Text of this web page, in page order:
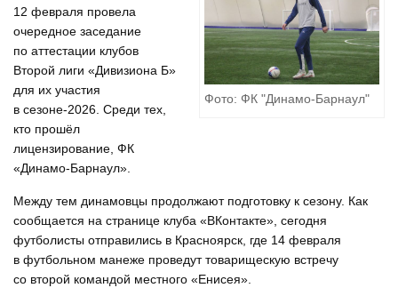
Фото: ФК "Динамо-Барнаул"
12 февраля провела
очередное заседание
по аттестации клубов
Второй лиги «Дивизиона Б»
для их участия
в сезоне-2026. Среди тех,
кто прошёл
лицензирование, ФК
«Динамо-Барнаул».
Между тем динамовцы продолжают подготовку к сезону. Как
сообщается на странице клуба «ВКонтакте», сегодня
футболисты отправились в Красноярск, где 14 февраля
в футбольном манеже проведут товарищескую встречу
со второй командой местного «Енисея».